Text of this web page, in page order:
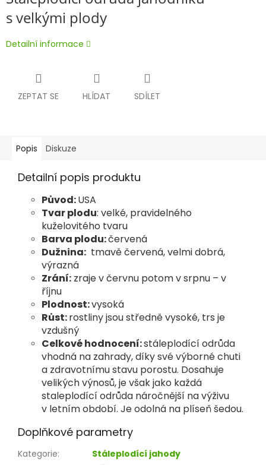
s velkými plody
Detailní informace
ZEPTAT SE HLÍDAT SDÍLET
Popis Diskuze
Detailní popis produktu
Původ:USA
Tvar plodu: velké, pravidelného
kuželovitého tvaru
Barva plodu:červená
Dužnina: tmavě červená, velmi dobrá,
výrazná
Zrání: zraje v červnu potom v srpnu – v
říjnu
Plodnost:vysoká
Růst:rostliny jsou středně vysoké, trs je
vzdušný
Celkové hodnocení:stáleplodící odrůda
vhodná na zahrady, díky své výborné chuti
a zdravotnímu stavu porostu. Dosahuje
velikých výnosů, je však jako každá
staleplodící odrůda náročnější na výživu
v letním období. Je odolná na plíseň šedou.
Doplňkové parametry
Kategorie:
Stáleplodící jahody